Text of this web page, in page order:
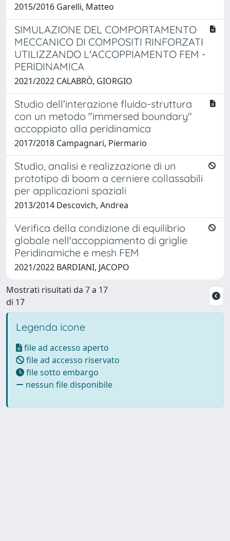
2015/2016 Garelli, Matteo
SIMULAZIONE DEL COMPORTAMENTO
MECCANICO DI COMPOSITI RINFORZATI
UTILIZZANDO L'ACCOPPIAMENTO FEM -
PERIDINAMICA
2021/2022 CALABRÒ, GIORGIO
Studio dell'interazione fluido-struttura
con un metodo "immersed boundary"
accoppiato alla peridinamica
2017/2018 Campagnari, Piermario
Studio, analisi e realizzazione di un
prototipo di boom a cerniere collassabili
per applicazioni spaziali
2013/2014 Descovich, Andrea
Verifica della condizione di equilibrio
globale nell'accoppiamento di griglie
Peridinamiche e mesh FEM
2021/2022 BARDIANI, JACOPO
Mostrati risultati da 7 a 17
di 17
Legenda icone
file ad accesso aperto
file ad accesso riservato
file sotto embargo
nessun file disponibile